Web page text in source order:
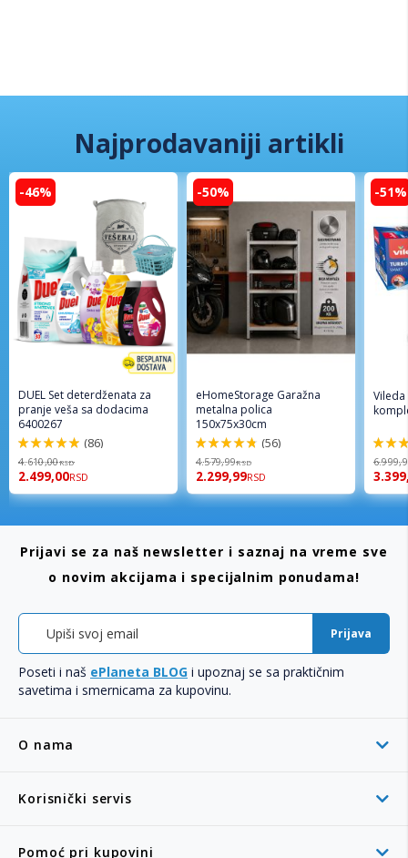
Najprodavaniji artikli
-46%
DUEL Set deterdženata za
pranje veša sa dodacima
6400267
98%
(86)
4.610,00RSD
2.499,00RSD
-50%
eHomeStorage Garažna
metalna polica
150x75x30cm
96%
(56)
4.579,99RSD
2.299,99RSD
-51%
92%
O nama
Korisnički servis
Pomoć pri kupovini
Prijavi se za naš newsletter i saznaj na vreme sve
o novim akcijama i specijalnim ponudama!
Prijava
Poseti i naš ePlaneta BLOG i upoznaj se sa praktičnim
savetima i smernicama za kupovinu.